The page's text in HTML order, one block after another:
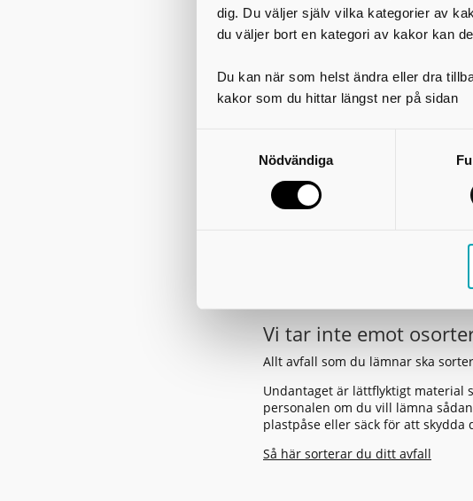
dig. Du väljer själv vilka kategorier av
du väljer bort en kategori av kakor kan
Du kan när som helst ändra eller dra
kakor som du hittar längst ner på sidan
Nödvändiga
Flytten beror på att den ordinarie
I samband med sluttäckningen
man har gått en utbildning).
Öppettider
Första lördagen varje månad
Kontaktuppgifter
Vi tar inte emot
Allt avfall som du lämnar ska
Undantaget är lättflyktigt material
personalen om du vill lämna
plastpåse eller säck för att skydda
Så här sorterar du ditt avfall